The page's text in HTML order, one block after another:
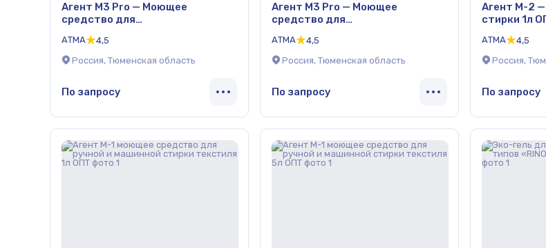
Агент М3 Pro — Моющее
средство для
текстиля, 20л ОПТ
АТМА
4,5
Россия, Тюменская область
По запросу
Агент М3 Pro — Моющее
средство для
текстиля, 1л ОПТ
АТМА
4,5
Россия, Тюменская область
По запросу
Агент М-2
стирки 1л
АТМА
4,5
Россия,
По запросу